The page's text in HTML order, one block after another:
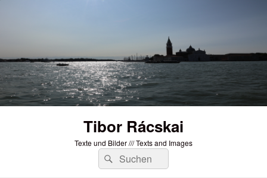
Tibor Rácskai
Texte und Bilder /// Texts and Images
Suchen
nach:
Suchen